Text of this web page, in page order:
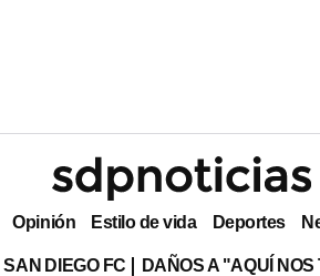
Opinión Estilo de vida Deportes
DIEGO FC DAÑOS A "AQUÍ NOS